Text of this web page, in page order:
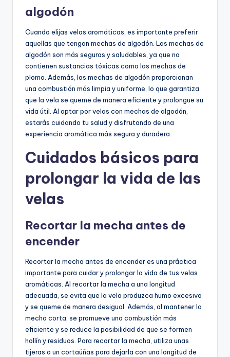
algodón
Cuando elijas velas aromáticas, es importante preferir
aquellas que tengan mechas de algodón. Las mechas de
algodón son más seguras y saludables, ya que no
contienen sustancias tóxicas como las mechas de
plomo. Además, las mechas de algodón proporcionan
una combustión más limpia y uniforme, lo que garantiza
que la vela se queme de manera eficiente y prolongue su
vida útil. Al optar por velas con mechas de algodón,
estarás cuidando tu salud y disfrutando de una
experiencia aromática más segura y duradera.
Cuidados básicos para
prolongar la vida de las
velas
Recortar la mecha antes de
encender
Recortar la mecha antes de encender es una práctica
importante para cuidar y prolongar la vida de tus velas
aromáticas. Al recortar la mecha a una longitud
adecuada, se evita que la vela produzca humo excesivo
y se queme de manera desigual. Además, al mantener la
mecha corta, se promueve una combustión más
eficiente y se reduce la posibilidad de que se formen
hollín y residuos. Para recortar la mecha, utiliza unas
tijeras o un cortaúñas para dejarla con una longitud de